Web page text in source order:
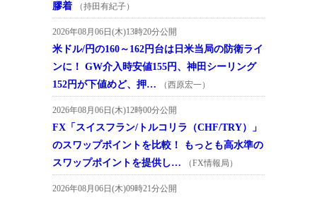
膠着
（持田有紀子）
2026年08月06日(木)13時20分公開
米ドル/円の160～162円台は日米当局の防衛ライ
ンに！ GW介入時安値155円、神田シーリング
152円が下値めど、押…
（西原宏一）
2026年08月06日(木)12時00分公開
FX「スイスフラン/トルコリラ（CHF/TRY）」
のスワップポイントを比較！ もっとも高水準の
スワップポイントを提供し…
（FX情報局）
2026年08月06日(木)09時21分公開